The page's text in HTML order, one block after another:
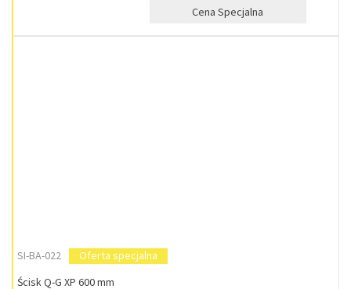
Cena Specjalna
SI-BA-022
Oferta specjalna
Ścisk Q-G XP 600 mm